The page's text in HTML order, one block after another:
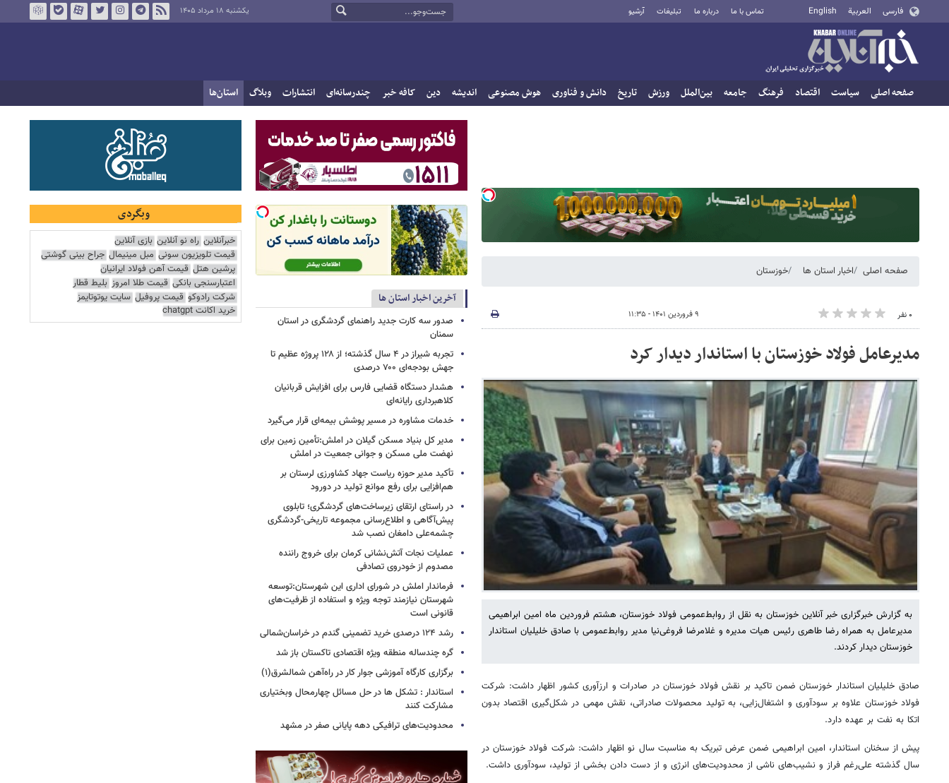
فارسی العربية English تماس با ما درباره ما تبلیغات آرشیو یکشنبه ۱۸ مرداد ۱۴۰۵
صفحه اصلی سیاست اقتصاد فرهنگ جامعه بین‌الملل ورزش تاریخ دانش و فناوری هوش مصنوعی اندیشه دین کافه خبر چندرسانه‌ای انتشارات وبلاگ استان‌ها
صفحه اصلی اخبار استان ها خوزستان
۰ نفر ۹ فروردین ۱۴۰۱ - ۱۱:۳۵
مدیرعامل فولاد خوزستان با استاندار دیدار کرد
به گزارش خبرگزاری خبر آنلاین خوزستان به نقل از روابط‌عمومی فولاد خوزستان،‌ هشتم فروردین ماه امین ابراهیمی
مدیرعامل به همراه رضا طاهری رئیس هیات مدیره و غلامرضا فروغی‌نیا مدیر روابط‌عمومی با صادق خلیلیان استاندار
خوزستان دیدار کردند.
صادق خلیلیان استاندار خوزستان ضمن تاکید بر نقش فولاد خوزستان در صادرات و ارزآوری کشور اظهار داشت: شرکت
فولاد خوزستان علاوه بر سودآوری و اشتغال‌زایی، به تولید محصولات صادراتی، نقش مهمی در شکل‌گیری اقتصاد بدون‌
اتکا به نفت بر عهده دارد.
پیش از سخنان استاندار، امین ابراهیمی ضمن عرض تبریک به مناسبت سال نو اظهار داشت: شرکت فولاد خوزستان در
سال گذشته علی‌رغم فراز و نشیب‌های ناشی از محدودیت‌های انرژی و از دست دادن بخشی از تولید، سودآوری داشت.
آخرین اخبار استان ها
صدور سه کارت جدید راهنمای گردشگری در استان
سمنان
تجربه شیراز در ۴ سال گذشته؛ از ۱۲۸ پروژه عظیم تا
جهش بودجه‌ای ۷۰۰ درصدی
هشدار دستگاه قضایی فارس برای افزایش قربانیان
کلاهبرداری رایانه‌ای
خدمات مشاوره در مسیر پوشش بیمه‌ای قرار می‌گیرد
مدیر کل بنیاد مسکن گیلان در املش:تأمین زمین برای
نهضت ملی مسکن و جوانی جمعیت در املش
تأکید مدیر حوزه ریاست جهاد کشاورزی لرستان بر
هم‌افزایی برای رفع موانع تولید در دورود
در راستای ارتقای زیرساخت‌های گردشگری؛ تابلوی
پیش‌آگاهی و اطلاع‌رسانی مجموعه تاریخی-گردشگری
چشمه‌علی دامغان نصب شد
عملیات نجات آتش‌نشانی کرمان برای خروج راننده
مصدوم از خودروی تصادفی
فرماندار املش در شورای اداری این شهرستان:توسعه
شهرستان نیازمند توجه ویژه و استفاده از ظرفیت‌های
قانونی است
رشد ۱۲۴ درصدی خرید تضمینی گندم در خراسان‌شمالی
گره چندساله منطقه ویژه اقتصادی تاکستان باز شد
برگزاری کارگاه آموزشی جوار کار در راه‌آهن شمالشرق(۱)
استاندار : تشکل ها در حل مسائل چهارمحال وبختیاری
مشارکت کنند
محدودیت‌های ترافیکی دهه پایانی صفر در مشهد
وبگردی
خبرآنلاین راه نو آنلاین بازی آنلاین
قیمت تلویزیون سونی مبل مینیمال جراح بینی گوشتی
پرشین هتل قیمت آهن فولاد ایرانیان
اعتبارسنجی بانکی قیمت طلا امروز بلیط قطار
شرکت رادوکو قیمت پروفیل سایت یوتوتایمز
خرید اکانت chatgpt